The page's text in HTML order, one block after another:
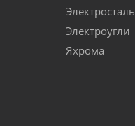
Электросталь
Электроугли
Яхрома